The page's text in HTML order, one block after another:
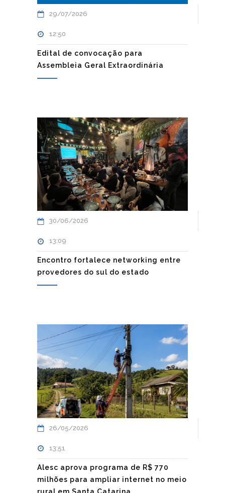
29/07/2026
12:50
Edital de convocação para
Assembleia Geral Extraordinária
30/06/2026
13:09
Encontro fortalece networking entre
provedores do sul do estado
26/05/2026
13:51
Alesc aprova programa de R$ 770
milhões para ampliar internet no meio
rural em Santa Catarina